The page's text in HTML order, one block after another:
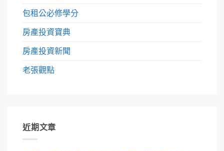
包租公必修學分
房產投資寶典
房產投資新聞
老張觀點
近期文章